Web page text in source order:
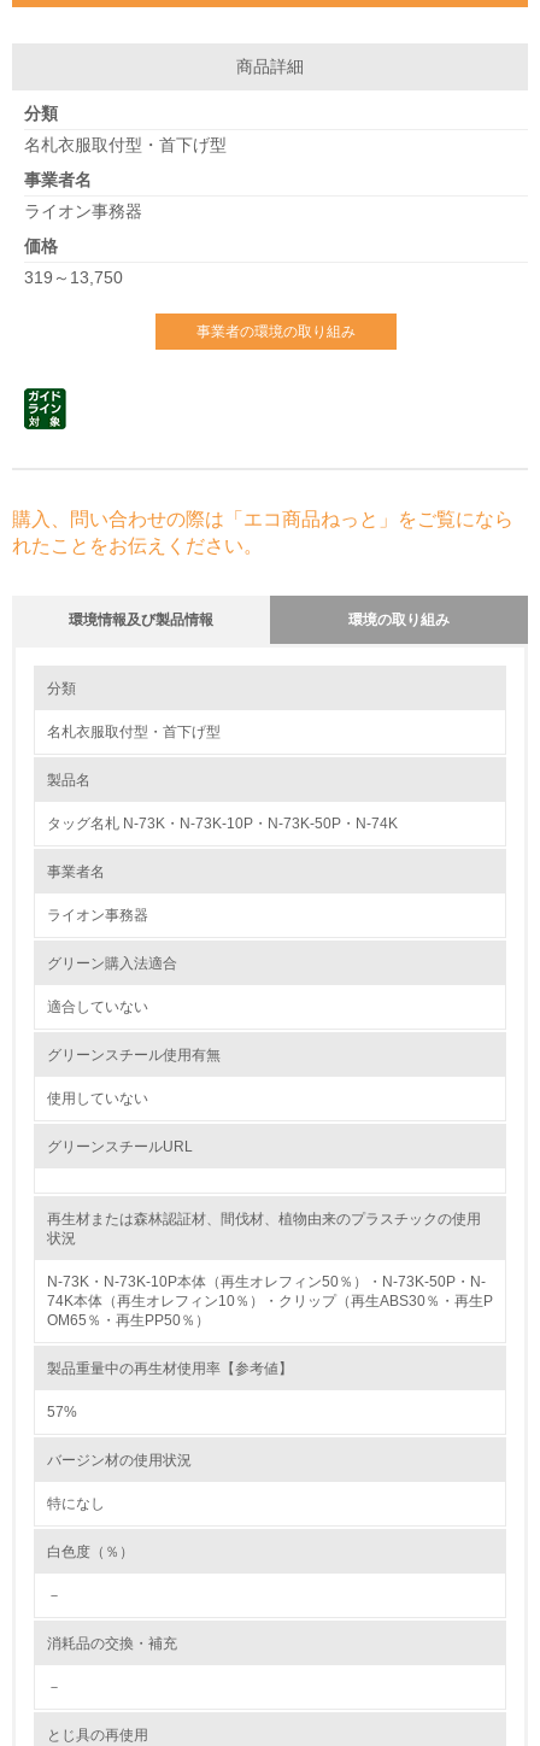
商品詳細
分類
名札衣服取付型・首下げ型
事業者名
ライオン事務器
価格
319～13,750
事業者の環境の取り組み
購入、問い合わせの際は「エコ商品ねっと」をご覧になら
れたことをお伝えください。
環境情報及び製品情報 環境の取り組み
1.環境取り組み体制
レベル2
5.
環境取り組み体制と成果を定期的に検証して次の活動に活
境対策を理解し、実践している
環境活動に関する規格やプログラムを導入している
4
第三者認証を取得している
分類
名札衣服取付型・首下げ型
製品名
タッグ名札 N-73K・N-73K-10P・N-73K-50P・N-74K
事業者名
ライオン事務器
グリーン購入法適合
適合していない
グリーンスチール使用有無
使用していない
グリーンスチールURL
再生材または森林認証材、間伐材、植物由来のプラスチックの使用
状況
N-73K・N-73K-10P本体（再生オレフィン50％）・N-73K-50P・N-
74K本体（再生オレフィン10％）・クリップ（再生ABS30％・再生P
OM65％・再生PP50％）
製品重量中の再生材使用率【参考値】
57%
バージン材の使用状況
特になし
白色度（％）
－
消耗品の交換・補充
－
とじ具の再使用